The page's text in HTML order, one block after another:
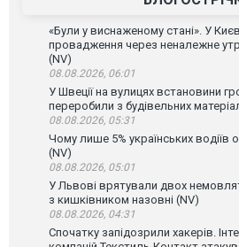
«Були у виснаженому стані». У
провадження через неналежне
(NV)
08.08.2026, 06:01
У Швеції на вулицях встановини
переробили з будівельних
08.08.2026, 05:31
Чому лише 5% українських
(NV)
08.08.2026, 05:01
У Львові врятували двох
з кишківником назовні (NV)
08.08.2026, 04:31
Спочатку запідозрили хакерів.